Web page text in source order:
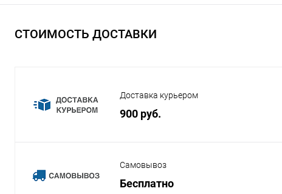
СТОИМОСТЬ ДОСТАВКИ
Доставка курьером
900 руб.
Самовывоз
Бесплатно